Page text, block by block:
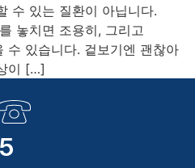
수 있는 질환이 아닙니다.
놓치면 조용히, 그리고
수 있습니다. 겉보기엔 괜찮아
이 […]